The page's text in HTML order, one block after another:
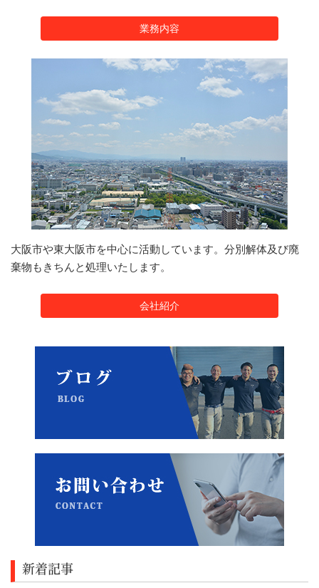
業務内容
大阪市や東大阪市を中心に活動しています。分別解体及び廃
棄物もきちんと処理いたします。
会社紹介
新着記事